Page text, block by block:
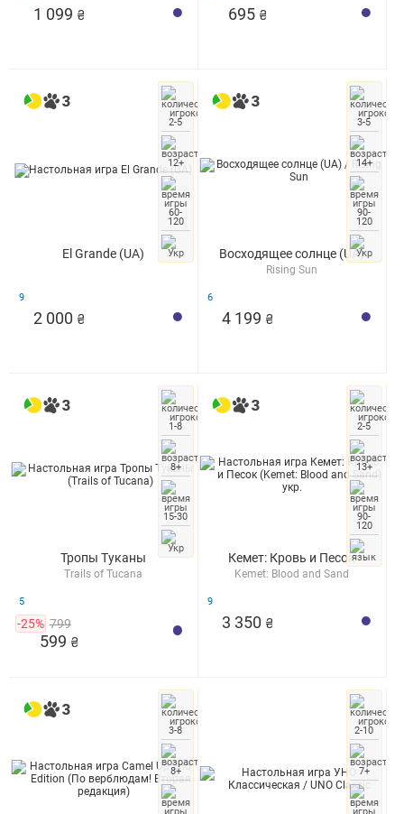
1 099 ₴ 695 ₴
El Grande (UA)
2-5
12+
60-
120
9
2 000 ₴
Восходящее солнце (UA)
Rising Sun
3-5
14+
90-
120
6
4 199 ₴
Тропы Туканы
Trails of Tucana
1-8
8+
15-30
5
-25% 799
599 ₴
Кемет: Кровь и Песок
Kemet: Blood and Sand
2-5
13+
90-
120
9
3 350 ₴
3-8
8+
2-10
7+